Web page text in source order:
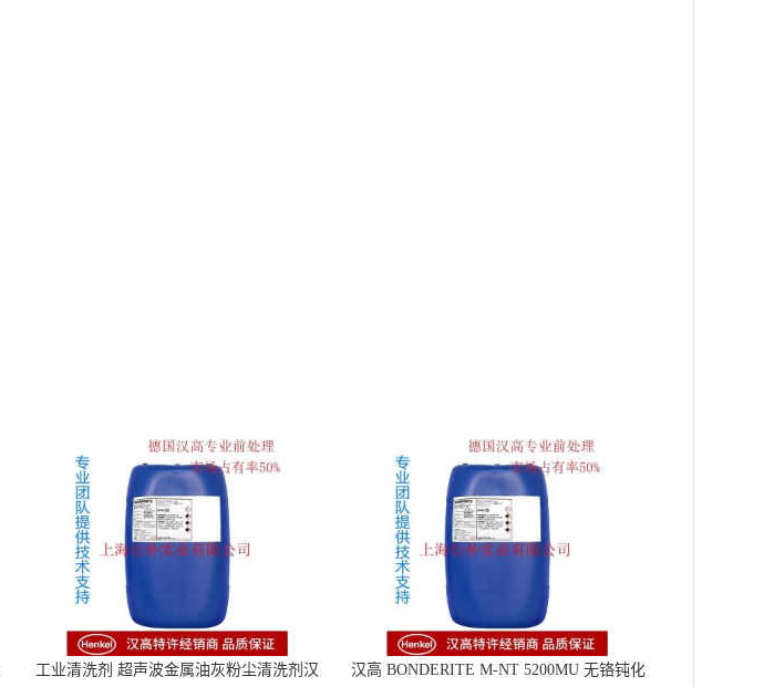
工业清洗剂 超声波金属油灰粉尘清洗剂汉 汉高 BONDERITE M-NT 5200MU 无铬钝化